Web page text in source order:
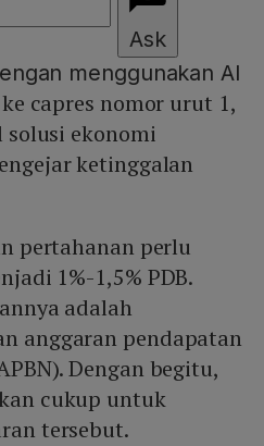
Ask
menggunakan AI
capres nomor urut 1,
solusi ekonomi
ketinggalan
pertahanan perlu
1%-1,5% PDB.
adalah
anggaran pendapatan
Dengan begitu,
cukup untuk
tersebut.